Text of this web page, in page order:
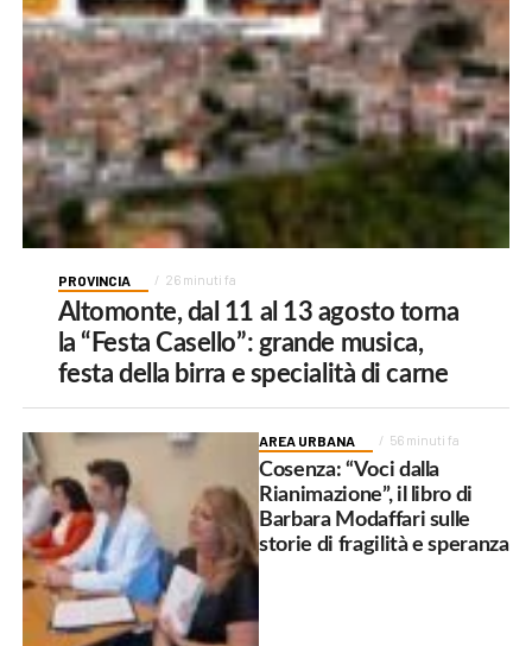
PROVINCIA 26 minuti fa
Altomonte, dal 11 al 13 agosto torna
la “Festa Casello”: grande musica,
festa della birra e specialità di carne
AREA URBANA 56 minuti fa
Cosenza: “Voci dalla
Rianimazione”, il libro di
Barbara Modaffari sulle
storie di fragilità e speranza